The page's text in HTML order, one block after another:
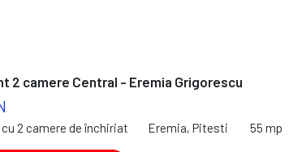
2 camere Central - Eremia Grigorescu
2 camere de închiriat Eremia, Pitesti 55 mp